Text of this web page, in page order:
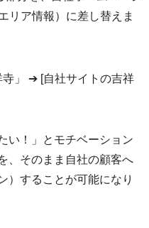
リア情報）に差し替えま
」 ➔ [自社サイトの吉祥
い！」とモチベーション
、そのまま自社の顧客へ
）することが可能になり